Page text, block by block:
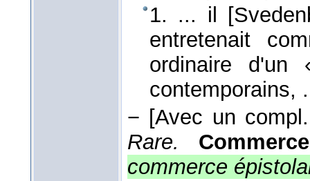
1. ... il
entretenait
ordinaire d'un
contemporains,
− [Avec un
Rare.
commerce